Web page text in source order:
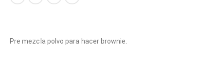
Pre mezcla polvo para hacer brownie.